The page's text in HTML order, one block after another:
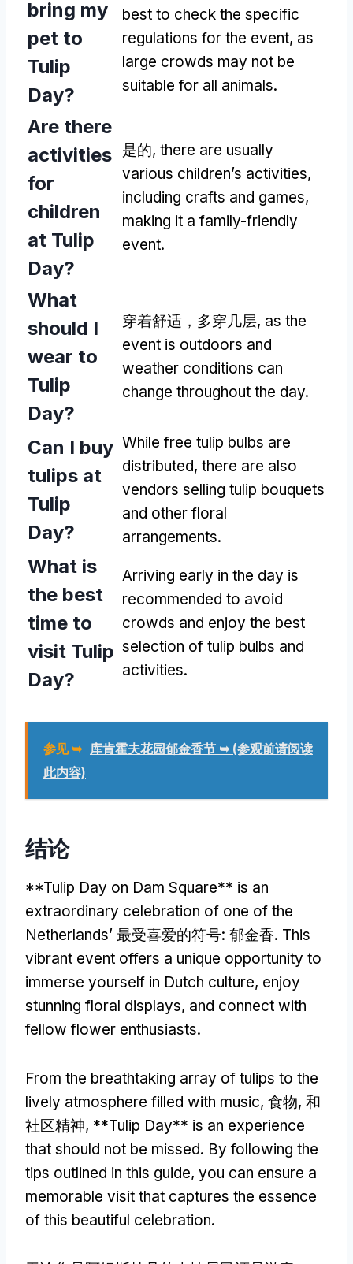
bring my
pet to
Tulip
Day?
best to check the specific
regulations for the event, as
large crowds may not be
suitable for all animals.
Are there
activities
for
children
at Tulip
Day?
是的, there are usually
various children’s activities,
including crafts and games,
making it a family-friendly
event.
What
should I
wear to
Tulip
Day?
穿着舒适，多穿几层, as the
event is outdoors and
weather conditions can
change throughout the day.
Can I buy
tulips at
Tulip
Day?
While free tulip bulbs are
distributed, there are also
vendors selling tulip bouquets
and other floral
arrangements.
What is
the best
time to
visit Tulip
Day?
Arriving early in the day is
recommended to avoid
crowds and enjoy the best
selection of tulip bulbs and
activities.
参见 ➥ 库肯霍夫花园郁金香节 ➥ (参观前请阅读
此内容)
结论
**Tulip Day on Dam Square** is an
extraordinary celebration of one of the
Netherlands’ 最受喜爱的符号: 郁金香. This
vibrant event offers a unique opportunity to
immerse yourself in Dutch culture, enjoy
stunning floral displays, and connect with
fellow flower enthusiasts.
From the breathtaking array of tulips to the
lively atmosphere filled with music, 食物, 和
社区精神, **Tulip Day** is an experience
that should not be missed. By following the
tips outlined in this guide, you can ensure a
memorable visit that captures the essence
of this beautiful celebration.